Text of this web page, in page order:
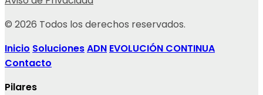
© 2026 Todos los derechos reservados.
Inicio SolucionesADN EVOLUCIÓN CONTINUA
Contacto
Pilares